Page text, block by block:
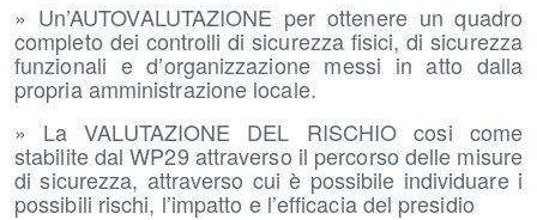
» Un’AUTOVALUTAZIONE per ottenere un quadro
completo dei controlli di sicurezza fisici, di sicurezza
funzionali e d’organizzazione messi in atto dalla
propria amministrazione locale.
» La VALUTAZIONE DEL RISCHIO cosi come
stabilite dal WP29 attraverso il percorso delle misure
di sicurezza, attraverso cui è possibile individuare i
possibili rischi, l’impatto e l’efficacia del presidio